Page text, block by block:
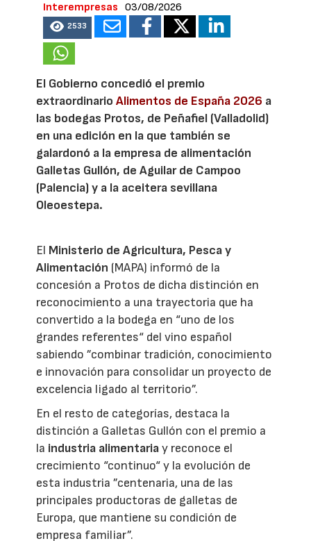
Interempresas
03/08/2026
2533
El Gobierno concedió el premio
extraordinarioAlimentos de España 2026 a
las bodegas Protos, de Peñafiel (Valladolid)
en una edición en la que también se
galardonó a la empresa de alimentación
Galletas Gullón, de Aguilar de Campoo
(Palencia) y a la aceitera sevillana
Oleoestepa.
El Ministerio de Agricultura, Pesca y
Alimentación (MAPA) informó de la
concesión a Protos de dicha distinción en
reconocimiento a una trayectoria que ha
convertido a la bodega en “uno de los
grandes referentes“ del vino español
sabiendo ”combinar tradición, conocimiento
e innovación para consolidar un proyecto de
excelencia ligado al territorio”.
En el resto de categorías, destaca la
distinción a Galletas Gullón con el premio a
la industria alimentariay reconoce el
crecimiento “continuo“ y la evolución de
esta industria ”centenaria, una de las
principales productoras de galletas de
Europa, que mantiene su condición de
empresa familiar”.